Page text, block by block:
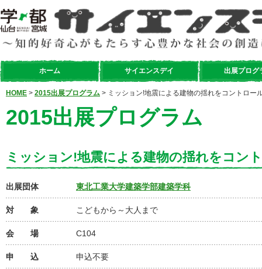
ホーム サイエンスデイ 出展プログ
HOME > 2015出展プログラム > ミッション!地震による建物の揺れをコントロー
2015出展プログラム
ミッション!地震による建物の揺れをコン
出展団体 東北工業大学建築学部建築学科
対 象 こどもから～大人まで
会 場 C104
申 込 申込不要